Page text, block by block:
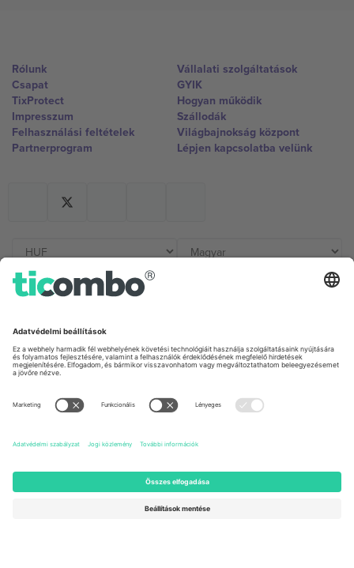
Rólunk
Csapat
TixProtect
Impresszum
Felhasználási feltételek
Partnerprogram
Vállalati szolgáltatások
GYIK
Hogyan működik
Szállodák
Világbajnokság központ
Lépjen kapcsolatba velünk
Germany
Unter den Linden 24, 10117
Berlin, Germany
United Kingdom
167 City Road, London, Greater
Newark, Delaware 19713, United
States
Engelberg, Switzerland